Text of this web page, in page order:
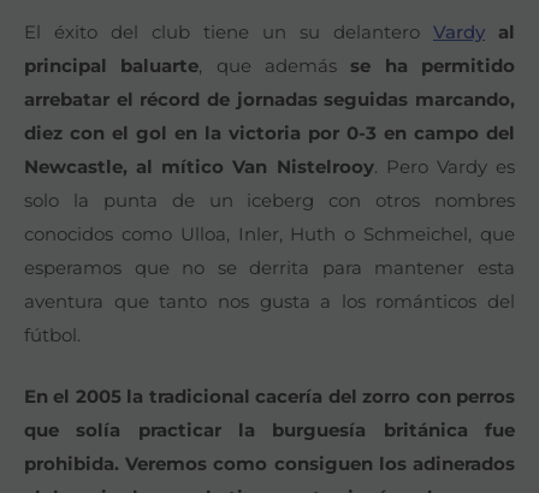
El éxito del club tiene un su delantero Vardy al
principal baluarte, que ademásse ha permitido
arrebatar el récord de jornadas seguidas marcando,
diez con el gol en la victoria por 0-3 en campo del
Newcastle, al mítico Van Nistelrooy. Pero Vardy es
solo la punta de un iceberg con otros nombres
conocidos como Ulloa, Inler, Huth o Schmeichel, que
esperamos que no se derrita para mantener esta
aventura que tanto nos gusta a los románticos del
fútbol.
En el 2005 la tradicional cacería del zorro con perros
que solía practicar la burguesía británica fue
prohibida. Veremos como consiguen los adinerados